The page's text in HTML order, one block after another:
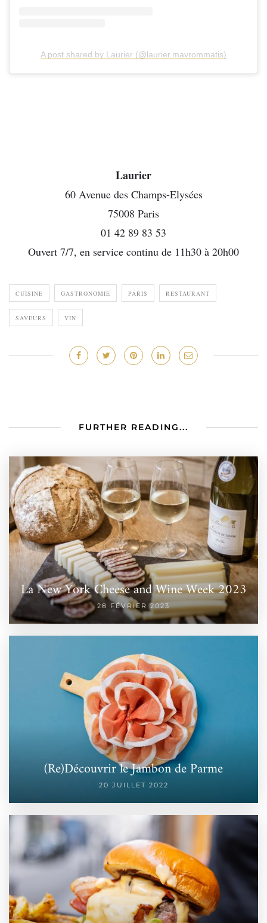
A post shared by Laurier (@laurier.mavrommatis)
Laurier
60 Avenue des Champs-Elysées
75008 Paris
01 42 89 83 53
Ouvert 7/7, en service continu de 11h30 à 20h00
CUISINE GASTRONOMIE PARIS RESTAURANT
SAVEURS VIN
FURTHER READING...
La New York Cheese and Wine Week 2023
28 FÉVRIER 2023
(Re)Découvrir le Jambon de Parme
20 JUILLET 2022